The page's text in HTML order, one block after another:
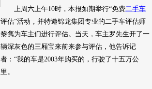
上周六上午10时，本报如期举行“免费二手车
评估”活动，并特邀锦龙集团专业的 二手车评估师
黎隽为车主们进行评估。当天，车主罗先生开了一
辆深灰色的三厢宝来前来参与评估，他告诉记
者：“我的车是2003年购买的，行驶了十五万公
里。